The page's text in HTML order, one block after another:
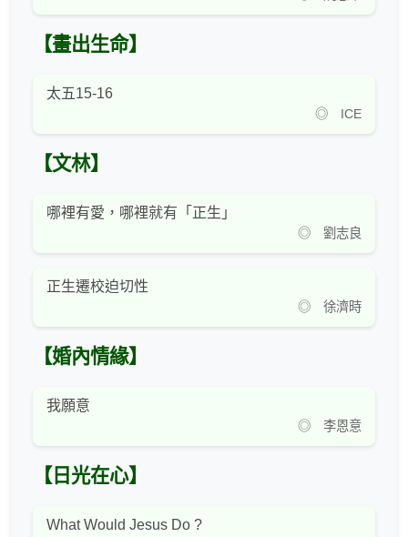
【畫出生命】
太五15-16
◎ ICE
【文林】
哪裡有愛，哪裡就有「正生」
◎ 劉志良
正生遷校迫切性
◎ 徐濟時
【婚內情緣】
我願意
◎ 李恩意
【日光在心】
What Would Jesus Do ?